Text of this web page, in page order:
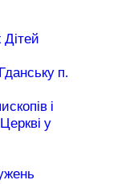
п.
і
у